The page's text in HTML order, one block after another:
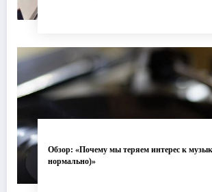
Обзор: «Почему мы теряем интерес к
нормально)»